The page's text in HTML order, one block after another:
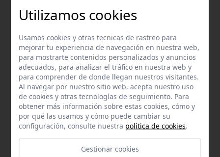
Email
hola@welovemascotas.com
Teléfono
Contacta con nosotros a través del teléfono954
Utilizamos cookies
Usamos cookies y otras tecnicas de rastreo para
mejorar tu experiencia de navegación en nuestra web,
para mostrarte contenidos personalizados y anuncios
adecuados, para analizar el tráfico en nuestra web y
para comprender de donde llegan nuestros visitantes.
Al navegar por nuestro sitio web, acepta nuestro uso
de cookies y otras tecnologías de seguimiento. Para
obtener más información sobre estas cookies, cómo y
por qué las usamos y cómo puede cambiar su
configuración, consulte nuestra política de cookies.
Gestionar cookies